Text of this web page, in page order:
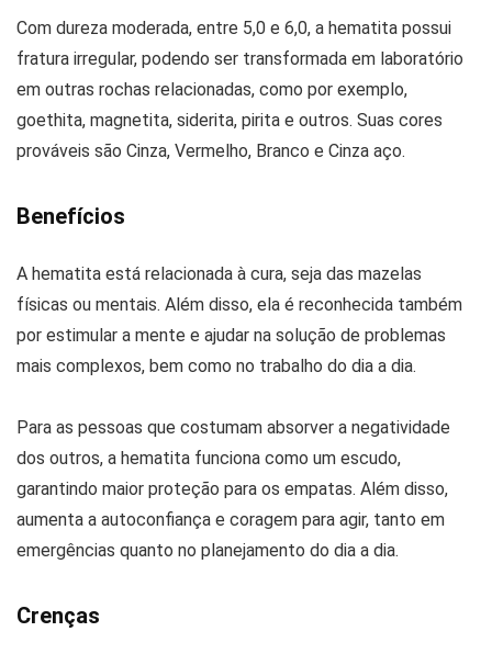
Com dureza moderada, entre 5,0 e 6,0, a hematita possui
fratura irregular, podendo ser transformada em laboratório
em outras rochas relacionadas, como por exemplo,
goethita, magnetita, siderita, pirita e outros. Suas cores
prováveis são Cinza, Vermelho, Branco e Cinza aço.
Benefícios
A hematita está relacionada à cura, seja das mazelas
físicas ou mentais. Além disso, ela é reconhecida também
por estimular a mente e ajudar na solução de problemas
mais complexos, bem como no trabalho do dia a dia.
Para as pessoas que costumam absorver a negatividade
dos outros, a hematita funciona como um escudo,
garantindo maior proteção para os empatas. Além disso,
aumenta a autoconfiança e coragem para agir, tanto em
emergências quanto no planejamento do dia a dia.
Crenças